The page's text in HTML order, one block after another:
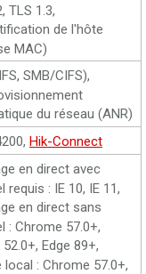
TLS 1.3,
de l'hôte
MAC)
SMB/CIFS),
du réseau (ANR)
Hik-Connect
en direct avec
requis : IE 10, IE 11,
en direct sans
: Chrome 57.0+,
Edge 89+,
local : Chrome 57.0+,